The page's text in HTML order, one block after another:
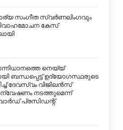
സംഗീത സ്വര്‍ണലിംഗവും
കേസ്
നെയ്യ്
ബന്ധപ്പെട്ട് ഉദ്യോഗസ്ഥരുടെ
ദേവസ്വം വിജിലൻസ്
നടത്തുമെന്ന്
പ്രസിഡന്റ്